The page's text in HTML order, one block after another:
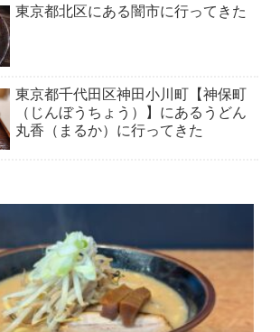
東京都北区にある闇市に行ってきた
東京都千代田区神田小川町【神保町
（じんぼうちょう）】にあるうどん
丸香（まるか）に行ってきた